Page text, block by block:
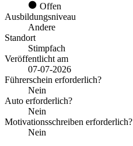
Offen
Ausbildungsniveau
Andere
Standort
Stimpfach
Veröffentlicht am
07-07-2026
Führerschein erforderlich?
Nein
Auto erforderlich?
Nein
Motivationsschreiben erforderlich?
Nein